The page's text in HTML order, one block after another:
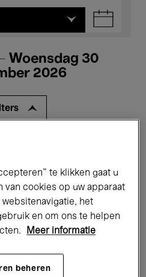
Woensdag 30
2026
Films
& Debatten
Global Music
te klikken gaat u
van cookies op uw apparaat
het
en om ons te helpen
Meer informatie
beheren